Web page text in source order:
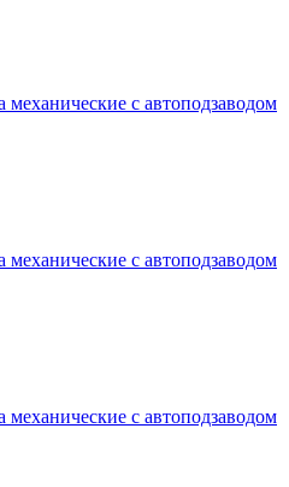
с автоподзаводом
с автоподзаводом
с автоподзаводом